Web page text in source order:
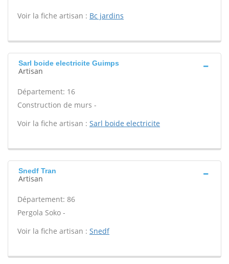
Voir la fiche artisan : Bc jardins
Sarl boide electricite Guimps
Artisan
Département: 16
Construction de murs -
Voir la fiche artisan : Sarl boide electricite
Snedf Tran
Artisan
Département: 86
Pergola Soko -
Voir la fiche artisan : Snedf